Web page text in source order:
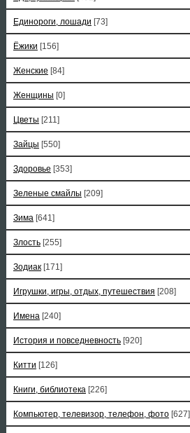
Единороги, лошади [73]
Ёжики [156]
Женские [84]
Женщины [0]
Цветы [211]
Зайцы [550]
Здоровье [353]
Зеленые смайлы [209]
Зима [641]
Злость [255]
Зодиак [171]
Игрушки, игры, отдых, путешествия [208]
Имена [240]
История и повседневность [920]
Китти [126]
Книги, библиотека [226]
Компьютер, телевизор, телефон, фото [627]